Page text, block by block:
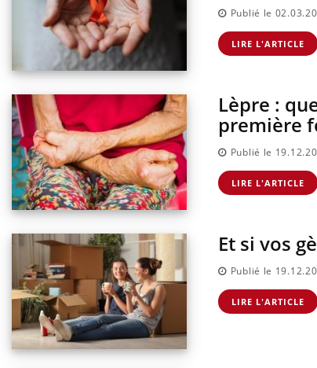
Publié le
LIRE L'ARTICLE
Lèpre :
première
Publié le
LIRE L'ARTICLE
Et si vos
Publié le
LIRE L'ARTICLE